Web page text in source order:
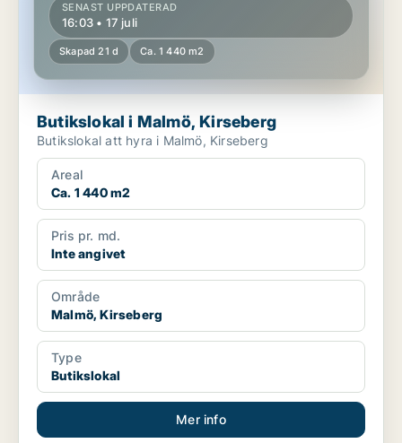
SENAST UPPDATERAD
16:03 • 17 juli
Skapad 21 d Ca. 1 440 m2
Butikslokal i Malmö, Kirseberg
Butikslokal att hyra i Malmö, Kirseberg
Areal
Ca. 1 440 m2
Pris pr. md.
Inte angivet
Område
Malmö, Kirseberg
Type
Butikslokal
Mer info